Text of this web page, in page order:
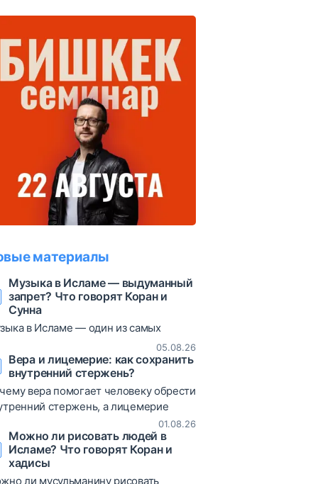
материалы
Музыка в Исламе — выдуманный
запрет? Что говорят Коран и
Сунна
в Исламе — один из самых
коранические аяты, хадисы
богословские мнения,
объективно взглянуть на
вопрос.
05.08.26
Вера и лицемерие: как сохранить
внутренний стержень?
вера помогает человеку обрести
стержень, а лицемерие
к постоянным сомнениям и
В статье рассматриваются
Корана, хадисы и богословские
о природе лицемерия,
01.08.26
Можно ли рисовать людей в
Исламе? Что говорят Коран и
хадисы
ли мусульманину рисовать